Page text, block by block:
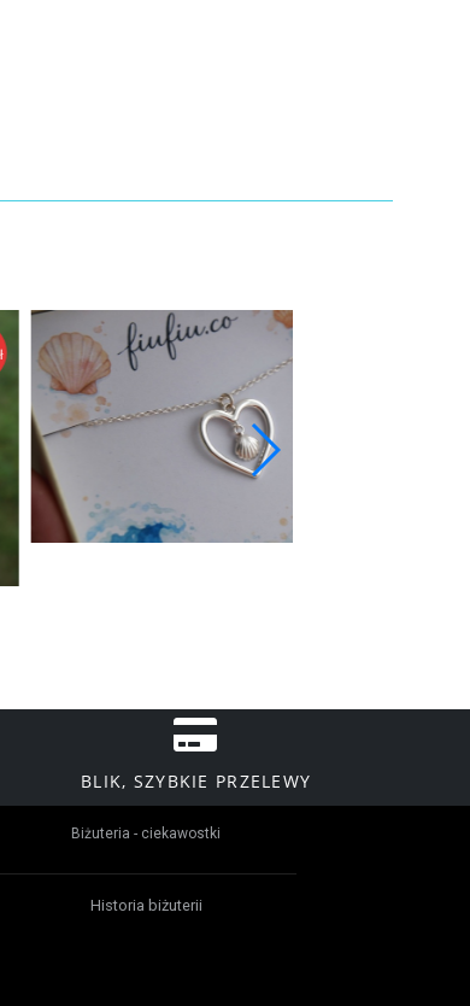
BLIK, SZYBKIE PRZELEWY
Biżuteria - ciekawostki
Historia biżuterii